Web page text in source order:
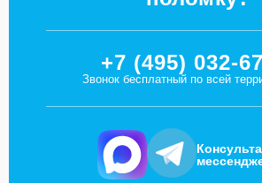
+7 (495) 032-
Звонок бесплатный по всей